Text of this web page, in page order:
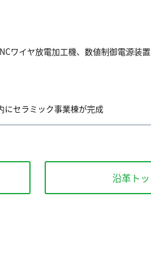
ワイヤ放電加工機、数値制御電源装
にセラミック事業棟が完成
沿革ト